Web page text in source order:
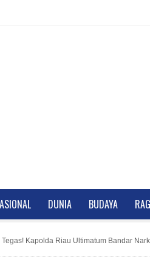
DUNIA BUDAYA
Tegas! Kapolda Riau Ultimatum Bandar